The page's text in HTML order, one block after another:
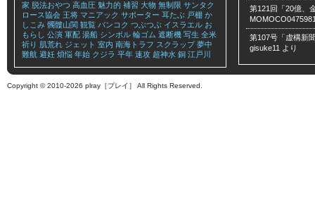
家 脱法おやつ 高血圧 魅力的 補習 大物 無制限 サンタク
ロース協会 王将 マニアック サポーター 耳たぶ 戸棚 か
しこみ 髑髏山関 観覧 バンコク つぶつぶ イスラエル お
もらし 公演 軍配 湯船 シンボル 輪ゴム 遮断機 写生 全米
祈り 肌荒れ ジェット 室内 南海トラフ スクラップ 夢中
難航 避妊 煩悩 年始 クジラ 平年 速攻 超神水 銅 江戸川
第121回「20億、
第107号「虚構新
gisuke11 より
Copyright © 2010-2026 plray［プレイ］ All Rights Reserved.